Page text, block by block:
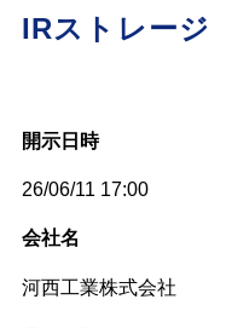
IRストレージ
開示日時
26/06/11 17:00
会社名
河西工業株式会社